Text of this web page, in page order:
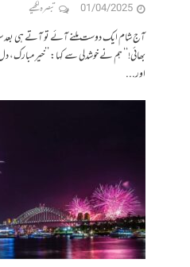
01/04/2025 تبصرہ لکھیے
بھائی!‘‘ ہم نے خوشدلی سے کہا: ’’خیر
اور...